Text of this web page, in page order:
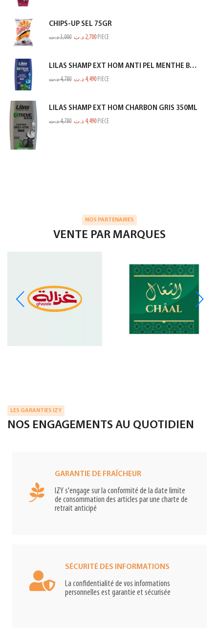
CHIPS-UP SEL 75GR
3,000د.ت 2,700 د.ت PIECE
LILAS SHAMP EXT HOM ANTI PEL MENTHE BLEU 350ML
4,780د.ت 4,490 د.ت PIECE
LILAS SHAMP EXT HOM CHARBON GRIS 350ML
4,780د.ت 4,490 د.ت PIECE
NOS PARTENAIRES
VENTE PAR MARQUES
LES GARANTIES IZY
NOS ENGAGEMENTS AU QUOTIDIEN
GARANTIE DE FRAÎCHEUR
IZY s'engage sur la conformité de la date limite
de consommation des articles par une charte de
retrait anticipé
SÉCURITÉ DES INFORMATIONS
La confidentialité de vos informations
personnelles est garantie et sécurisée